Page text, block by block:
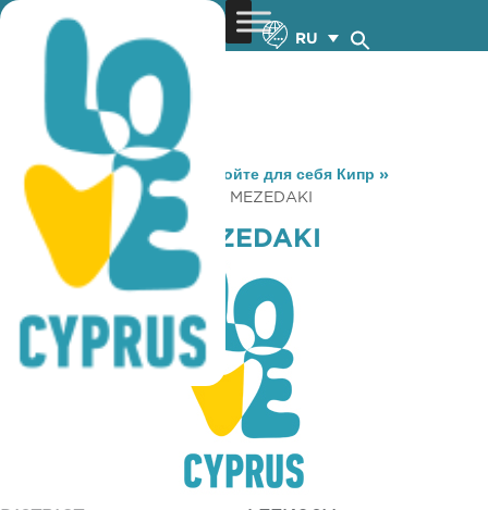
RU
You are here: Home »Откройте для себя Кипр »
Gastronomy
» TSIPOURAKI MEZEDAKI
TSIPOURAKI MEZEDAKI